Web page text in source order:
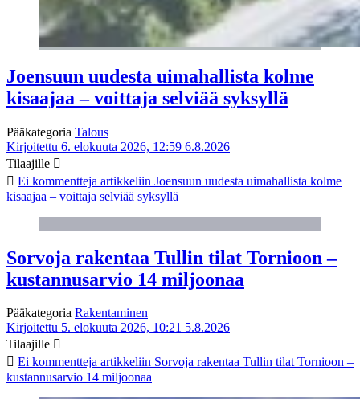
Joensuun uudesta uimahallista kolme
kisaajaa – voittaja selviää syksyllä
Pääkategoria Talous
Kirjoitettu 6. elokuuta 2026, 12:59 6.8.2026
Tilaajille
Ei kommentteja artikkeliin Joensuun uudesta uimahallista kolme
kisaajaa – voittaja selviää syksyllä
Sorvoja rakentaa Tullin tilat Tornioon –
kustannusarvio 14 miljoonaa
Pääkategoria Rakentaminen
Kirjoitettu 5. elokuuta 2026, 10:21 5.8.2026
Tilaajille
Ei kommentteja artikkeliin Sorvoja rakentaa Tullin tilat Tornioon –
kustannusarvio 14 miljoonaa